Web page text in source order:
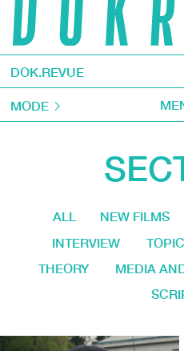
DOK.REVUE
MODE
ALL NEW FILMS
INTERVIEW
THEORY
MEDIA